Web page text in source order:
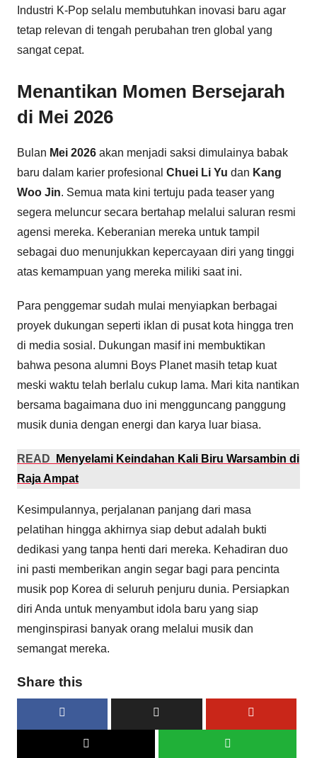
Industri K-Pop selalu membutuhkan inovasi baru agar
tetap relevan di tengah perubahan tren global yang
sangat cepat.
Menantikan Momen Bersejarah
di Mei 2026
Bulan Mei 2026 akan menjadi saksi dimulainya babak
baru dalam karier profesional Chuei Li Yu dan Kang
Woo Jin. Semua mata kini tertuju pada teaser yang
segera meluncur secara bertahap melalui saluran resmi
agensi mereka. Keberanian mereka untuk tampil
sebagai duo menunjukkan kepercayaan diri yang tinggi
atas kemampuan yang mereka miliki saat ini.
Para penggemar sudah mulai menyiapkan berbagai
proyek dukungan seperti iklan di pusat kota hingga tren
di media sosial. Dukungan masif ini membuktikan
bahwa pesona alumni Boys Planet masih tetap kuat
meski waktu telah berlalu cukup lama. Mari kita nantikan
bersama bagaimana duo ini mengguncang panggung
musik dunia dengan energi dan karya luar biasa.
READ
Menyelami Keindahan Kali Biru Warsambin di
Raja Ampat
Kesimpulannya, perjalanan panjang dari masa
pelatihan hingga akhirnya siap debut adalah bukti
dedikasi yang tanpa henti dari mereka. Kehadiran duo
ini pasti memberikan angin segar bagi para pencinta
musik pop Korea di seluruh penjuru dunia. Persiapkan
diri Anda untuk menyambut idola baru yang siap
menginspirasi banyak orang melalui musik dan
semangat mereka.
Share this